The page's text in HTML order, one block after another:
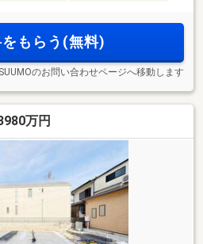
もらう(無料)
のお問い合わせページへ移動します
万円